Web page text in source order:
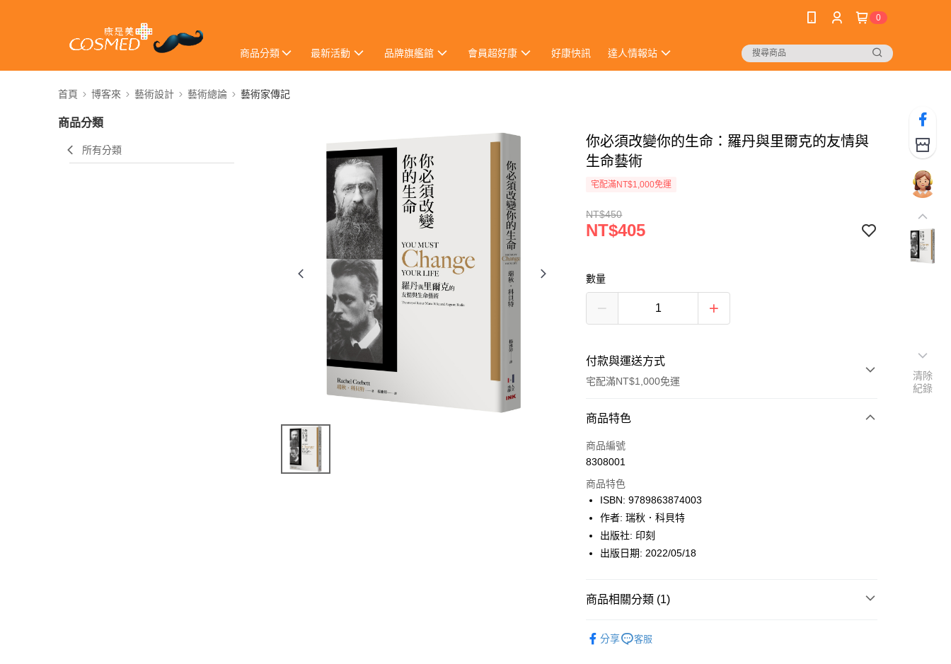
0
商品分類 最新活動 品牌旗艦館 會員超好康 好康快訊 達人情報站
首頁 博客來 藝術設計 藝術總論 藝術家傳記
商品分類
所有分類
你必須改變你的生命：羅丹與里爾克的友情與
生命藝術
宅配滿NT$1,000免運
NT$450
NT$405
數量
付款與運送方式
宅配滿NT$1,000免運
付款方式
icash Pay
數位禮券
LINE Pay
Apple Pay
悠遊付
商品特色
商品編號
8308001
商品特色
ISBN: 9789863874003
作者: 瑞秋．科貝特
出版社: 印刻
出版日期: 2022/05/18
商品相關分類 (1)
分享
客服
清除
紀錄